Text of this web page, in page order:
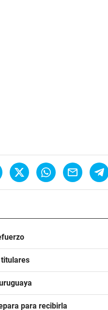
para recibirla